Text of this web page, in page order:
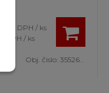
s DPH / ks
DPH / ks
Obj. čislo: 3552623 1169-S